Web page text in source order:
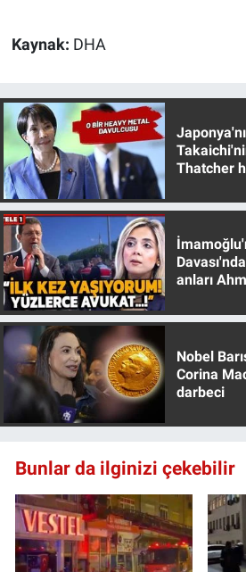
Kaynak: DHA
Thatcher
anları
Nobel
Corina
darbeci
Bunlar da ilginizi çekebilir
Türkiye'nin Geleceği
Türkiye'nin Gündemi
Yerel Gündem
Yerel Yaşam
Canlı Yayın